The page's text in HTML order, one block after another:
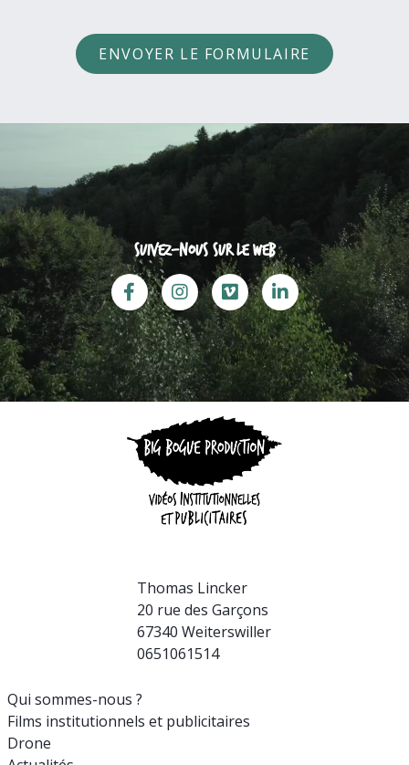
ENVOYER LE FORMULAIRE
Suivez-nous sur le web
Thomas Lincker
20 rue des Garçons
67340 Weiterswiller
0651061514
Qui sommes-nous ?
Films institutionnels et publicitaires
Drone